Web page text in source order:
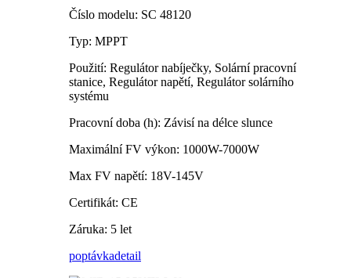
Číslo modelu: SC 48120
Typ: MPPT
Použití: Regulátor nabíječky, Solární pracovní
stanice, Regulátor napětí, Regulátor solárního
systému
Pracovní doba (h): Závisí na délce slunce
Maximální FV výkon: 1000W-7000W
Max FV napětí: 18V-145V
Certifikát: CE
Záruka: 5 let
poptávkadetail